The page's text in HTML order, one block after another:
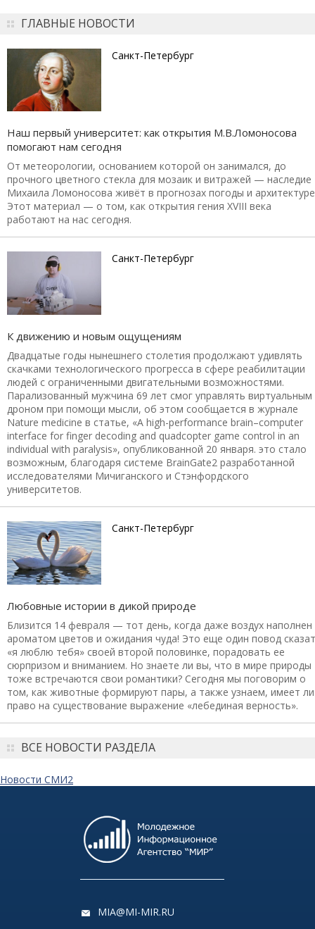
ГЛАВНЫЕ НОВОСТИ
Санкт-Петербург
Наш первый университет: как открытия М.В.Ломоносова
помогают нам сегодня
От метеорологии, основанием которой он занимался, до
прочного цветного стекла для мозаик и витражей — наследие
Михаила Ломоносова живёт в прогнозах погоды и
Этот материал — о том, как открытия гения XVIII века
работают на нас сегодня.
Санкт-Петербург
К движению и новым ощущениям
Двадцатые годы нынешнего столетия продолжают удивлять
скачками технологического прогресса в сфере реабилитации
людей с ограниченными двигательными возможностями.
Парализованный мужчина 69 лет смог управлять виртуальным
дроном при помощи мысли, об этом сообщается в журнале
Nature medicine в статье, «A high-performance brain–computer
interface for finger decoding and quadcopter game control in an
individual with paralysis», опубликованной 20 января. это стало
возможным, благодаря системе BrainGate2 разработанной
исследователями Мичиганского и Стэнфордского
университетов.
Санкт-Петербург
Любовные истории в дикой природе
Близится 14 февраля — тот день, когда даже воздух наполнен
ароматом цветов и ожидания чуда! Это еще один повод
«я люблю тебя» своей второй половинке, порадовать ее
сюрпризом и вниманием. Но знаете ли вы, что в мире природы
тоже встречаются свои романтики? Сегодня мы поговорим о
том, как животные формируют пары, а также узнаем, имеет ли
право на существование выражение «лебединая верность».
ВСЕ НОВОСТИ РАЗДЕЛА
Новости СМИ2
MIA@MI-MIR.RU